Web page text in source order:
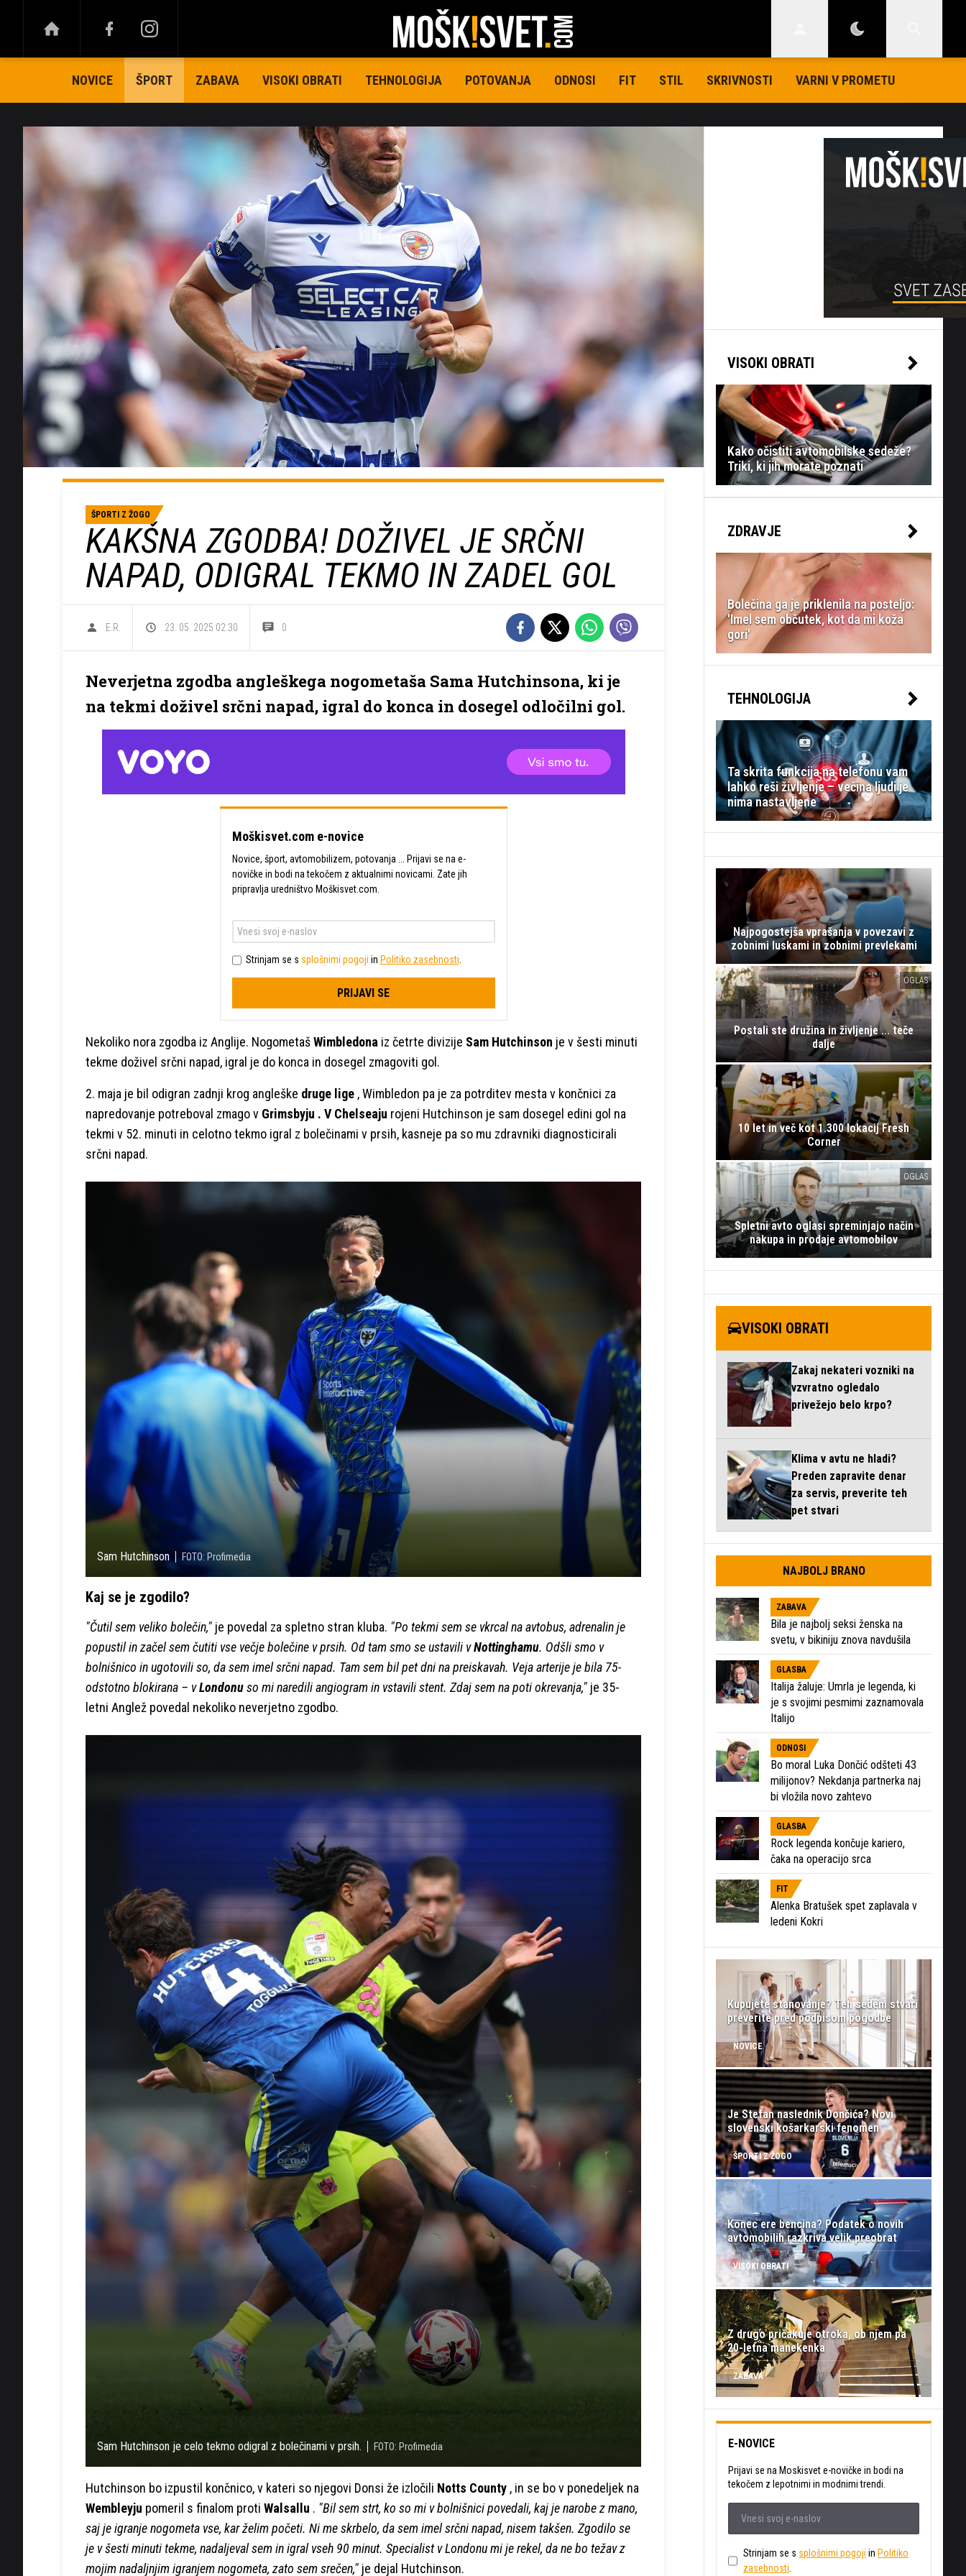
NOVICE ŠPORT ZABAVA VISOKI OBRATI TEHNOLOGIJA POTOVANJA ODNOSI FIT STIL SKRIVNOSTI VARNI V PROMETU
ŠPORTI Z ŽOGO
KAKŠNA ZGODBA! DOŽIVEL JE SRČNI
NAPAD, ODIGRAL TEKMO IN ZADEL GOL
E.R. 23. 05. 2025 02.30 0
Neverjetna zgodba angleškega nogometaša Sama Hutchinsona, ki je
na tekmi doživel srčni napad, igral do konca in dosegel odločilni gol.
Moškisvet.com e-novice
Novice, šport, avtomobilizem, potovanja ... Prijavi se na e-
novičke in bodi na tekočem z aktualnimi novicami. Zate jih
pripravlja uredništvo Moškisvet.com.
Strinjam se s splošnimi pogoji in Politiko zasebnosti
PRIJAVI SE
Nekoliko nora zgodba iz Anglije. NogometašWimbledona iz četrte divizije Sam Hutchinson je v šesti minuti
tekme doživel srčni napad, igral je do konca in dosegel zmagoviti gol.
2. maja je bil odigran zadnji krog angleške druge lige , Wimbledon pa je za potrditev mesta v končnici za
napredovanje potreboval zmago v Grimsbyju . V Chelseaju rojeni Hutchinson je sam dosegel edini gol na
tekmi v 52. minuti in celotno tekmo igral z bolečinami v prsih, kasneje pa so mu zdravniki diagnosticirali
srčni napad.
Sam Hutchinson FOTO: Profimedia
Kaj se je zgodilo?
"Čutil sem veliko bolečin," je povedal za spletno stran kluba. "Po tekmi sem se vkrcal na avtobus, adrenalin je
popustil in začel sem čutiti vse večje bolečine v prsih. Od tam smo se ustavili vNottinghamu. Odšli smo v
bolnišnico in ugotovili so, da sem imel srčni napad. Tam sem bil pet dni na preiskavah. Veja arterije je bila 75-
odstotno blokirana – vLondonuso mi naredili angiogram in vstavili stent. Zdaj sem na poti okrevanja," je 35-
letni Anglež povedal nekoliko neverjetno zgodbo.
Sam Hutchinson je celo tekmo odigral z bolečinami v prsih. FOTO: Profimedia
Hutchinson bo izpustil končnico, v kateri so njegovi Donsi že izločili Notts County , in se bo v ponedeljek na
Wembleyju pomeril s finalom proti Walsallu . "Bil sem strt, ko so mi v bolnišnici povedali, kaj je narobe z mano,
saj je igranje nogometa vse, kar želim početi. Ni me skrbelo, da sem imel srčni napad, nisem takšen. Zgodilo se
je v šesti minuti tekme, nadaljeval sem in igral vseh 90 minut. Specialist v Londonu mi je rekel, da ne bo težav z
mojim nadaljnjim igranjem nogometa, zato sem srečen," je dejal Hutchinson.
VISOKI OBRATI
Kako očistiti avtomobilske sedeže?
Triki, ki jih morate poznati
ZDRAVJE
Bolečina ga je priklenila na posteljo:
'Imel sem občutek, kot da mi koža
gori'
TEHNOLOGIJA
Ta skrita funkcija na telefonu vam
lahko reši življenje – večina ljudi je
nima nastavljene
Najpogostejša vprašanja v povezavi z
zobnimi luskami in zobnimi prevlekami
OGLAS
Postali ste družina in življenje ... teče
dalje
10 let in več kot 1.300 lokacij Fresh
Corner
OGLAS
Spletni avto oglasi spreminjajo način
nakupa in prodaje avtomobilov
VISOKI OBRATI
Zakaj nekateri vozniki na
vzvratno ogledalo
privežejo belo krpo?
Klima v avtu ne hladi?
Preden zapravite denar
za servis, preverite teh
pet stvari
NAJBOLJ BRANO
ZABAVA
Bila je najbolj seksi ženska na
svetu, v bikiniju znova navdušila
GLASBA
Italija žaluje: Umrla je legenda, ki
je s svojimi pesmimi zaznamovala
Italijo
ODNOSI
Bo moral Luka Dončić odšteti 43
milijonov? Nekdanja partnerka naj
bi vložila novo zahtevo
GLASBA
Rock legenda končuje kariero,
čaka na operacijo srca
FIT
Alenka Bratušek spet zaplavala v
ledeni Kokri
Kupujete stanovanje? Teh sedem stvari
preverite pred podpisom pogodbe
NOVICE
Je Stefan naslednik Dončića? Novi
slovenski košarkarski fenomen
ŠPORTI Z ŽOGO
Konec ere bencina? Podatek o novih
avtomobilih razkriva velik preobrat
VISOKI OBRATI
Z drugo pričakuje otroka, ob njem pa
20-letna manekenka
ZABAVA
E-NOVICE
Prijavi se na Moskisvet e-novičke in bodi na
tekočem z lepotnimi in modnimi trendi.
Strinjam se s splošnimi pogoji in Politiko
zasebnosti